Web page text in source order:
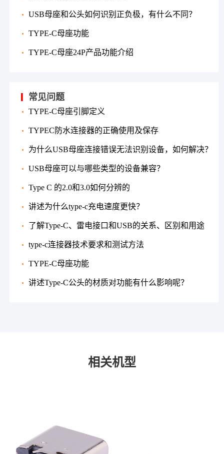
USB母座和公头如何识别正负极，有什么不同？
TYPE-C母座功能
TYPE-C母座24P产品功能介绍
常见问题
TYPE-C母座引脚定义
TYPEC防水连接器的正确使用及保存
为什么USB母座连接错误无法识别设备，如何解决？
USB母座可以与哪些类型的设备兼容？
Type C 的2.0和3.0如何分辨的
讲述为什么type-c充电速度更快？
了解Type-C、雷电接口和USB的关系、区别和用途
type-c连接器技术要求和测试方法
TYPE-C母座功能
讲述Type-C公头的材质对功能有什么影响呢？
相关机型